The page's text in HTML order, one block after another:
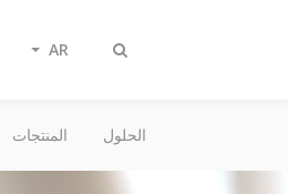
Toggle
AR
الحلول المنتجات